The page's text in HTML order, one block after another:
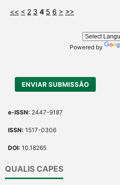
<< < 2 3 4 5 6 > >>
Powered by
ENVIAR SUBMISSÃO
e-ISSN: 2447-9187
ISSN: 1517-0306
DOI: 10.18265
QUALIS CAPES